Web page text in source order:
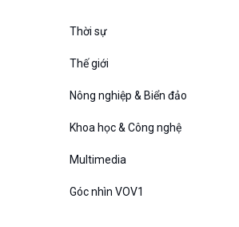
Thời sự
Thế giới
Nông nghiệp & Biển đảo
Khoa học & Công nghệ
Multimedia
Góc nhìn VOV1